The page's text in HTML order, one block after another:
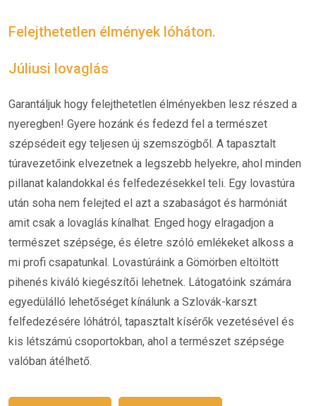
Felejthetetlen élmények lóháton.
Júliusi lovaglás
Garantáljuk hogy felejthetetlen élményekben lesz részed a
nyeregben! Gyere hozánk és fedezd fel a természet
szépsédeit egy teljesen új szemszögből. A tapasztalt
túravezetőink elvezetnek a legszebb helyekre, ahol minden
pillanat kalandokkal és felfedezésekkel teli. Egy lovastúra
után soha nem felejted el azt a szabaságot és harmóniát
amit csak a lovaglás kínalhat. Enged hogy elragadjon a
természet szépsége, és életre szóló emlékeket alkoss a
mi profi csapatunkal. Lovastúráink a Gömörben eltöltött
pihenés kiváló kiegészítői lehetnek. Látogatóink számára
egyedülálló lehetőséget kínálunk a Szlovák-karszt
felfedezésére lóhátról, tapasztalt kísérők vezetésével és
kis létszámú csoportokban, ahol a természet szépsége
valóban átélhető.